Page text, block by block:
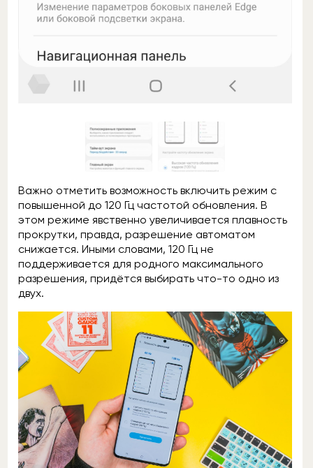
Важно отметить возможность включить режим с
повышенной до 120 Гц частотой обновления. В
этом режиме явственно увеличивается плавность
прокрутки, правда, разрешение автоматом
снижается. Иными словами, 120 Гц не
поддерживается для родного максимального
разрешения, придётся выбирать что-то одно из
двух.